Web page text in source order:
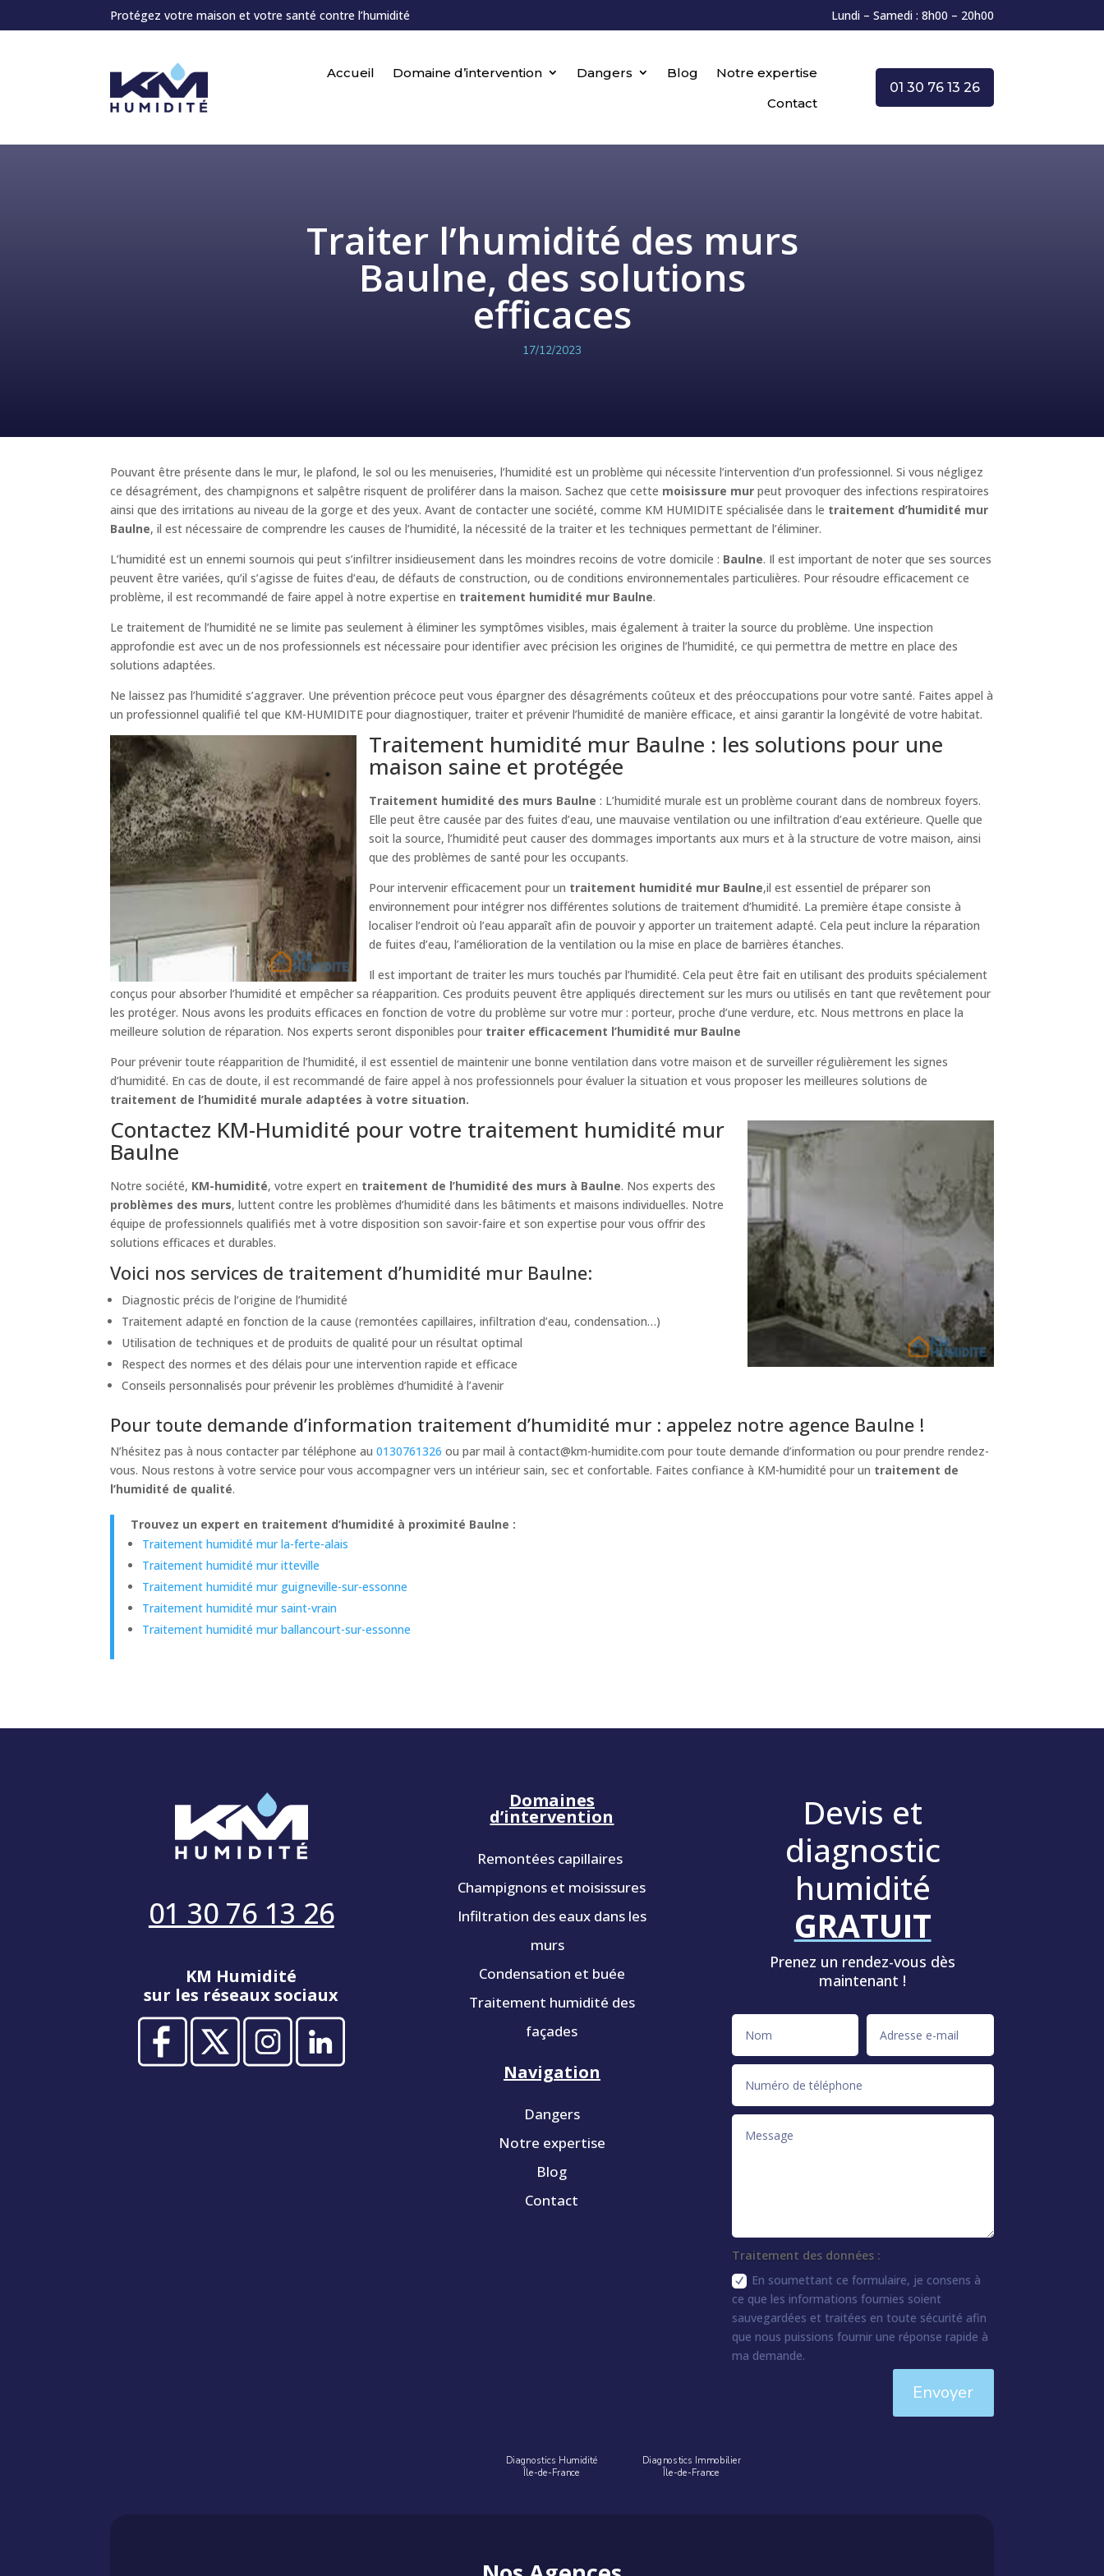
Protégez votre maison et votre santé contre l’humidité Lundi – Samedi : 8h00 – 20h00
Accueil Domaine d’intervention Dangers Blog
Notre expertise
Contact
01 30 76 13 26
Traiter l’humidité des murs
Baulne, des solutions
efficaces
17/12/2023
Pouvant être présente dans le mur, le plafond, le sol ou les menuiseries, l’humidité est un problème qui nécessite l’intervention d’un professionnel. Si vous négligez
ce désagrément, des champignons et salpêtre risquent de proliférer dans la maison. Sachez que cette moisissure mur peut provoquer des infections respiratoires
ainsi que des irritations au niveau de la gorge et des yeux. Avant de contacter une société, comme KM HUMIDITE spécialisée dans le traitement d’humidité mur
Baulne, il est nécessaire de comprendre les causes de l’humidité, la nécessité de la traiter et les techniques permettant de l’éliminer.
L’humidité est un ennemi sournois qui peut s’infiltrer insidieusement dans les moindres recoins de votre domicile : Baulne. Il est important de noter que ses sources
peuvent être variées, qu’il s’agisse de fuites d’eau, de défauts de construction, ou de conditions environnementales particulières. Pour résoudre efficacement ce
problème, il est recommandé de faire appel à notre expertise en traitement humidité mur Baulne.
Le traitement de l’humidité ne se limite pas seulement à éliminer les symptômes visibles, mais également à traiter la source du problème. Une inspection
approfondie est avec un de nos professionnels est nécessaire pour identifier avec précision les origines de l’humidité, ce qui permettra de mettre en place des
solutions adaptées.
Ne laissez pas l’humidité s’aggraver. Une prévention précoce peut vous épargner des désagréments coûteux et des préoccupations pour votre santé. Faites appel à
un professionnel qualifié tel que KM-HUMIDITE pour diagnostiquer, traiter et prévenir l’humidité de manière efficace, et ainsi garantir la longévité de votre habitat.
Traitement humidité mur Baulne : les solutions pour une
maison saine et protégée
Traitement humidité des murs Baulne : L’humidité murale est un problème courant dans de nombreux foyers.
Elle peut être causée par des fuites d’eau, une mauvaise ventilation ou une infiltration d’eau extérieure. Quelle que
soit la source, l’humidité peut causer des dommages importants aux murs et à la structure de votre maison, ainsi
que des problèmes de santé pour les occupants.
Pour intervenir efficacement pour un traitement humidité mur Baulne,il est essentiel de préparer son
environnement pour intégrer nos différentes solutions de traitement d’humidité. La première étape consiste à
localiser l’endroit où l’eau apparaît afin de pouvoir y apporter un traitement adapté. Cela peut inclure la réparation
de fuites d’eau, l’amélioration de la ventilation ou la mise en place de barrières étanches.
Il est important de traiter les murs touchés par l’humidité. Cela peut être fait en utilisant des produits spécialement
conçus pour absorber l’humidité et empêcher sa réapparition. Ces produits peuvent être appliqués directement sur les murs ou utilisés en tant que revêtement pour
les protéger. Nous avons les produits efficaces en fonction de votre du problème sur votre mur : porteur, proche d’une verdure, etc. Nous mettrons en place la
meilleure solution de réparation. Nos experts seront disponibles pour traiter efficacement l’humidité mur Baulne
Pour prévenir toute réapparition de l’humidité, il est essentiel de maintenir une bonne ventilation dans votre maison et de surveiller régulièrement les signes
d’humidité. En cas de doute, il est recommandé de faire appel à nos professionnels pour évaluer la situation et vous proposer les meilleures solutions de
traitement de l’humidité murale adaptées à votre situation.
Contactez KM-Humidité pour votre traitement humidité mur
Baulne
Notre société, KM-humidité, votre expert en traitement de l’humidité des murs à Baulne. Nos experts des
problèmes des murs, luttent contre les problèmes d’humidité dans les bâtiments et maisons individuelles. Notre
équipe de professionnels qualifiés met à votre disposition son savoir-faire et son expertise pour vous offrir des
solutions efficaces et durables.
Voici nos services de traitement d’humidité mur Baulne:
Diagnostic précis de l’origine de l’humidité
Traitement adapté en fonction de la cause (remontées capillaires, infiltration d’eau, condensation…)
Utilisation de techniques et de produits de qualité pour un résultat optimal
Respect des normes et des délais pour une intervention rapide et efficace
Conseils personnalisés pour prévenir les problèmes d’humidité à l’avenir
Pour toute demande d’information traitement d’humidité mur : appelez notre agence Baulne !
N’hésitez pas à nous contacter par téléphone au0130761326 ou par mail àcontact@km-humidite.com pour toute demande d’information ou pour prendre rendez-
vous. Nous restons à votre service pour vous accompagner vers un intérieur sain, sec et confortable. Faites confiance à KM-humidité pour un traitement de
l’humidité de qualité.
Trouvez un expert en traitement d’humidité à proximité Baulne :
Traitement humidité mur la-ferte-alais
Traitement humidité mur itteville
Traitement humidité mur guigneville-sur-essonne
Traitement humidité mur saint-vrain
Traitement humidité mur ballancourt-sur-essonne
01 30 76 13 26
KM Humidité
sur les réseaux sociaux
Domaines
d’intervention
Remontées capillaires
Champignons et moisissures
Infiltration des eaux dans les
murs
Condensation et buée
Traitement humidité des
façades
Navigation
Dangers
Notre expertise
Blog
Contact
Devis et
diagnostic
humidité
GRATUIT
Prenez un rendez-vous dès
maintenant !
Traitement des données :
En soumettant ce formulaire, je consens à
ce que les informations fournies soient
sauvegardées et traitées en toute sécurité afin
que nous puissions fournir une réponse rapide à
ma demande.
Envoyer
Diagnostics Humidité
Île-de-France
Diagnostics Immobilier
Île-de-France